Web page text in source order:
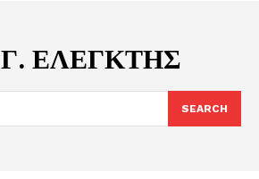
Γ. ΕΛΕΓΚΤΗΣ
SEARCH